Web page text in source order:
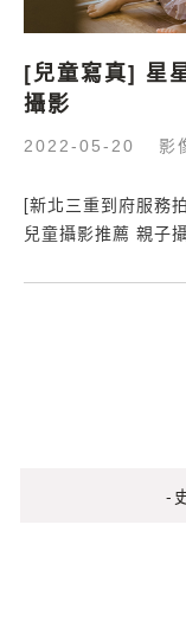
[兒童寫真] 星
攝影
2022-05-20 影
[新北三重到府服務
兒童攝影推薦 親子
-